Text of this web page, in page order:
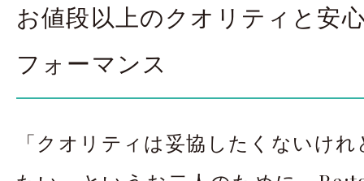
お値段以上のクオリティと安
フォーマンス
「クオリティは妥協したくないけ